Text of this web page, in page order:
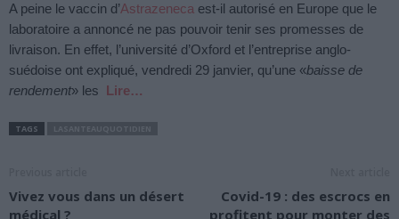
A peine le vaccin d’Astrazeneca est-il autorisé en Europe que le
laboratoire a annoncé ne pas pouvoir tenir ses promesses de
livraison. En effet, l’université d’Oxford et l’entreprise anglo-
suédoise ont expliqué, vendredi 29 janvier, qu’une «baisse de
rendement» les Lire…
TAGS
Vivez vous dans un désert
médical ?
Covid-19 : des escrocs en
profitent pour monter des